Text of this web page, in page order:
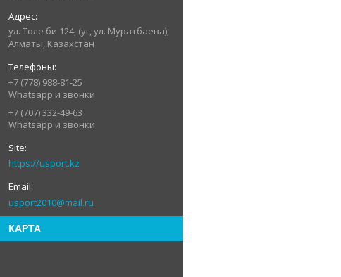
ул. Толе би 124, (уг, ул. Муратбаева),
Алматы, Казахстан
+7 (778) 988-81-25
Whatsapp и звонки
+7 (707) 332-49-63
Whatsapp и звонки
https://usport.kz
usport2010@mail.ru
КАРТА